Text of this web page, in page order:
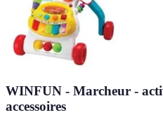
WINFUN - Marcheur -
accessoires